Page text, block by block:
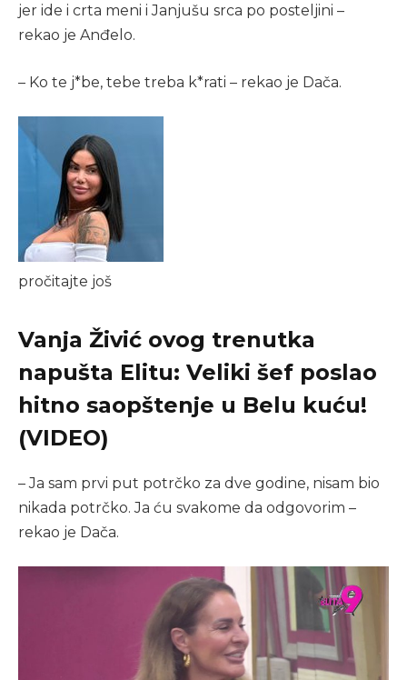
jer ide i crta meni i Janjušu srca po posteljini –
rekao je Anđelo.
– Ko te j*be, tebe treba k*rati – rekao je Dača.
pročitajte još
Vanja Živić ovog trenutka
napušta Elitu: Veliki šef poslao
hitno saopštenje u Belu kuću!
(VIDEO)
– Ja sam prvi put potrčko za dve godine, nisam bio
nikada potrčko. Ja ću svakome da odgovorim –
rekao je Dača.